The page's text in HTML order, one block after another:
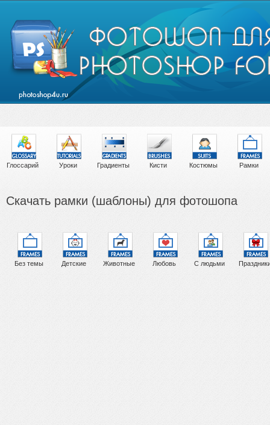
Глоссарий Уроки Градиенты Кисти Костюмы Рамки
Скачать рамки (шаблоны) для фотошопа
Без темы Детские Животные Любовь С людьми